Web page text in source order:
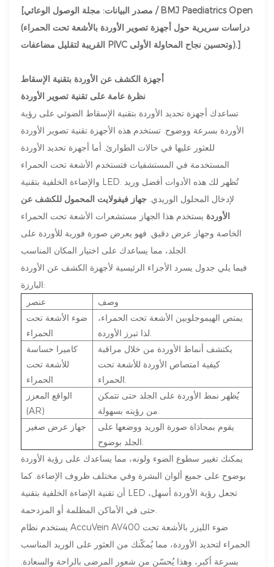
[مصدر البيانات: مجلة الوصول الوعائي / BMJ Paediatrics Open
(دراسات سريرية حول أجهزة تصوير الأوردة بالأشعة تحت الحمراء
القريبة لتقليل مضاعفات PIVC وتحسين نجاح المحاولة الأولى).]
أجهزة الكشف عن الأوردة بتقنية الإسقاط
نظرة عامة على تقنية تصوير الأوردة
تساعدك أجهزة تحديد الأوردة بتقنية الإسقاط الضوئي على رؤية
الأوردة بسرعة ووضوح. تستخدم هذه الأجهزة تقنية تصوير الأوردة
للعثور عليها في حالات الطوارئ. أما أجهزة تحديد الأوردة
المستخدمة في المستشفيات فتستخدم الأشعة تحت الحمراء
والإضاءة الخلفية بتقنية LED. تُظهر لك هذه الأدوات أفضل وريد
لإدخال المحلول الوريدي. جهاز فيفولايت المحمول للكشف عن
الأوردة يستخدم هذا الجهاز مستشعرات الأشعة تحت الحمراء
الخاصة وجهاز عرض دقيق. فهو يعرض صورة فورية للأوردة على
فيما يلي جدول يسرد الأجزاء الرئيسية لأجهزة الكشف عن الأوردة
البارزة:
عنصر
وصف
ضوء الأشعة تحت
الحمراء
يمتص الهيموجلوبين الأشعة تحت الحمراء،
كاميرا حساسة
للأشعة تحت
الحمراء
يكتشف أنماط الأوردة من خلال مراقبة
كيفية امتصاص الأوردة للأشعة تحت
الواقع المعزز
(AR)
يُظهر نمط الأوردة على الجلد حتى تتمكن
جهاز عرض صغير
يقوم بمحاذاة صورة الوريد ووضعها على
يمكنك تغيير سطوع الضوء ولونه، مما يساعدك على رؤية الأوردة
بوضوح على جميع ألوان البشرة وفي مختلف ظروف الإضاءة. كما
أن تقنية الإضاءة الخلفية بتقنية LED تجعل رؤية الأوردة أسهل،
يستخدم نظام AccuVein AV400 ضوء الليزر بالأشعة تحت
الحمراء لتحديد الأوردة، مما يُمكّنك من العثور على الوريد المناسب
بسرعة أكبر، وهذا يُحسّن من شعور المرضى بالراحة والسعادة.